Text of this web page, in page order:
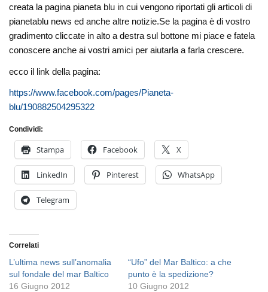
creata la pagina pianeta blu in cui vengono riportati gli articoli di
pianetablu news ed anche altre notizie.Se la pagina è di vostro
gradimento cliccate in alto a destra sul bottone mi piace e fatela
conoscere anche ai vostri amici per aiutarla a farla crescere.
ecco il link della pagina:
https://www.facebook.com/pages/Pianeta-
blu/190882504295322
Condividi:
Stampa Facebook X
LinkedIn Pinterest WhatsApp
Telegram
Correlati
L’ultima news sull’anomalia
sul fondale del mar Baltico
16 Giugno 2012
“Ufo” del Mar Baltico: a che
punto è la spedizione?
10 Giugno 2012